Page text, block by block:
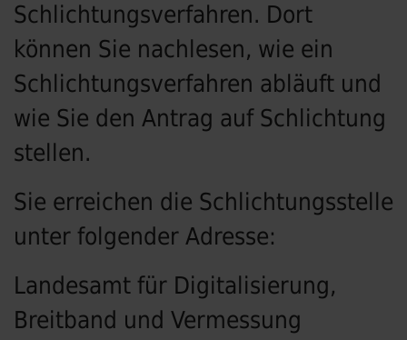
Schlichtungsverfahren. Dort
können Sie nachlesen, wie ein
Schlichtungsverfahren abläuft und
wie Sie den Antrag auf Schlichtung
stellen.
Sie erreichen die Schlichtungsstelle
unter folgender Adresse:
Landesamt für Digitalisierung,
Breitband und Vermessung